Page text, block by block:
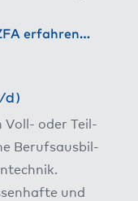
erfah­ren…
d)
Voll- oder Teil­
Berufs­aus­bil­
und